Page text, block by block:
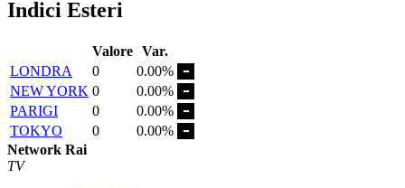
Indici Esteri
Valore Var.
LONDRA
0
0.00%
NEW YORK 0
0.00%
PARIGI
0
0.00%
TOKYO
0
0.00%
Network Rai
TV